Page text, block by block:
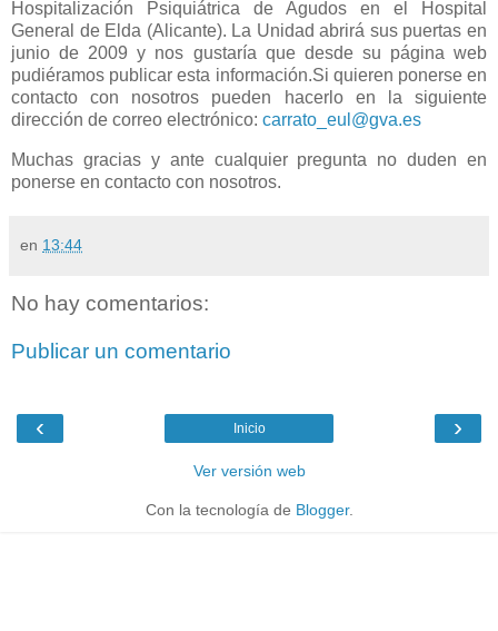
Hospitalización Psiquiátrica de Agudos en el Hospital
General de Elda (Alicante). La Unidad abrirá sus puertas en
junio de 2009 y nos gustaría que desde su página web
pudiéramos publicar esta información.Si quieren ponerse en
contacto con nosotros pueden hacerlo en la siguiente
dirección de correo electrónico: carrato_eul@gva.es
Muchas gracias y ante cualquier pregunta no duden en
ponerse en contacto con nosotros.
en 13:44
No hay comentarios:
Publicar un comentario
‹ ›
Inicio
Ver versión web
Con la tecnología de Blogger.